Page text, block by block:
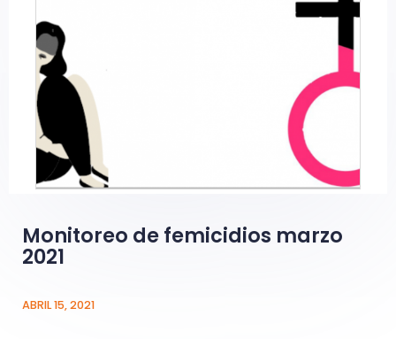
Monitoreo de femicidios marzo
2021
ABRIL 15, 2021